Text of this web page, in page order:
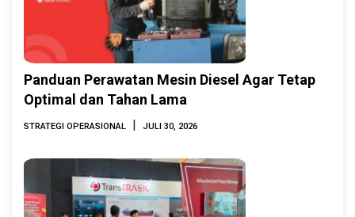
Panduan Perawatan Mesin Diesel Agar Tetap
Optimal dan Tahan Lama
STRATEGI OPERASIONAL JULI 30, 2026